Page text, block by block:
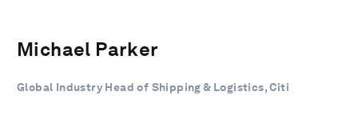
Michael Parker
Global Industry Head of Shipping & Logistics, Citi